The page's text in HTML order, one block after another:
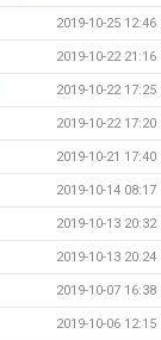
2019-10-25 12:46
2019-10-22 21:16
2019-10-22 17:25
2019-10-22 17:20
2019-10-21 17:40
2019-10-14 08:17
2019-10-13 20:32
2019-10-13 20:24
2019-10-07 16:38
2019-10-06 12:15